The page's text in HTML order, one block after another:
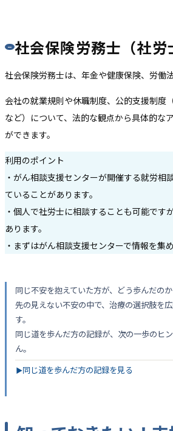
社会保険労務士（社労
社会保険労務士は、年金や健康保険、労働
会社の就業規則や休職制度、公的支援制度
など）について、法的な観点から具体的な
ができます。
利用のポイント
・がん相談支援センターが開催する就労相
ていることがあります。
・個人で社労士に相談することも可能です
あります。
・まずはがん相談支援センターで情報を集
同じ不安を抱えていた方が、どう歩んだのか
先の見えない不安の中で、治療の選択肢を
す。
同じ道を歩んだ方の記録が、次の一歩のヒ
ん。
▶同じ道を歩んだ方の記録を見る